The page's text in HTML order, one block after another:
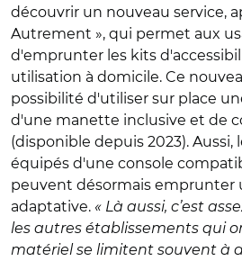
découvrir un nouveau service,
Autrement », qui permet aux
d'emprunter les kits
utilisation à domicile. Ce
possibilité d'utiliser sur place
d'une manette inclusive et de
(disponible depuis 2023). Aussi,
équipés d'une console
peuvent désormais emprunter
adaptative. « Là aussi, c’est
les autres établissements qui
matériel se limitent souvent à